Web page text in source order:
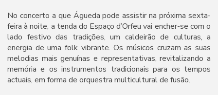
No concerto a que Águeda pode assistir na próxima sexta-
feira à noite, a tenda do Espaço d’Orfeu vai encher-se com o
lado festivo das tradições, um caldeirão de culturas, a
energia de uma folk vibrante. Os músicos cruzam as suas
melodias mais genuínas e representativas, revitalizando a
memória e os instrumentos tradicionais para os tempos
actuais, em forma de orquestra multicultural de fusão.